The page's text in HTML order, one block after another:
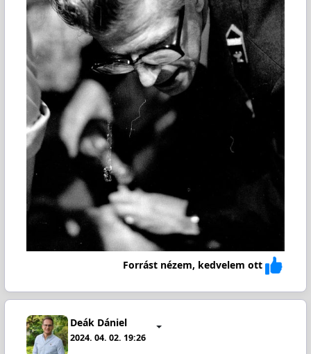
Forrást nézem, kedvelem ott
Deák Dániel
2024. 04. 02. 19:26